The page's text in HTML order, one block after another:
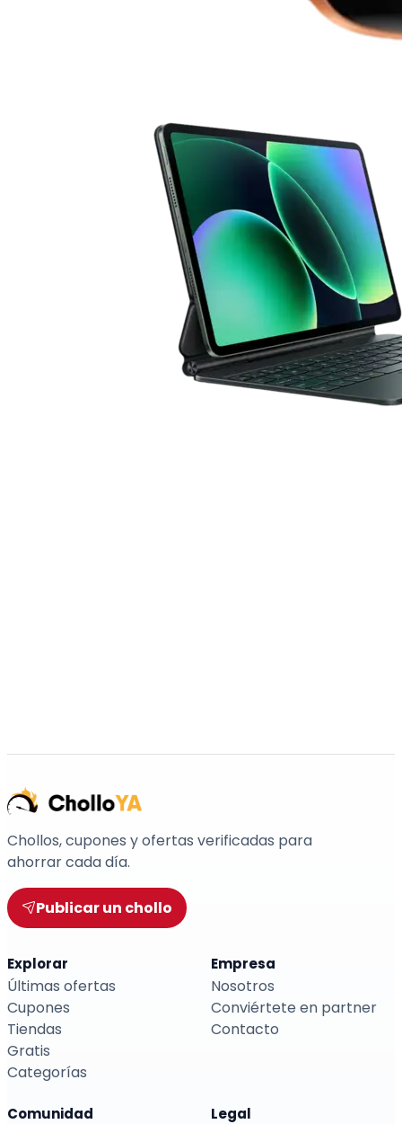
Chollos, cupones y ofertas verificadas para
ahorrar cada día.
Publicar un chollo
Explorar
Últimas ofertas
Cupones
Tiendas
Gratis
Categorías
Empresa
Nosotros
Conviértete en partner
Contacto
Comunidad Legal